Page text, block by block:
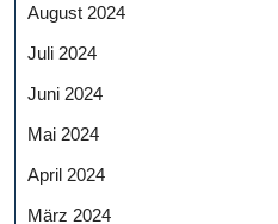
August 2024
Juli 2024
Juni 2024
Mai 2024
April 2024
März 2024